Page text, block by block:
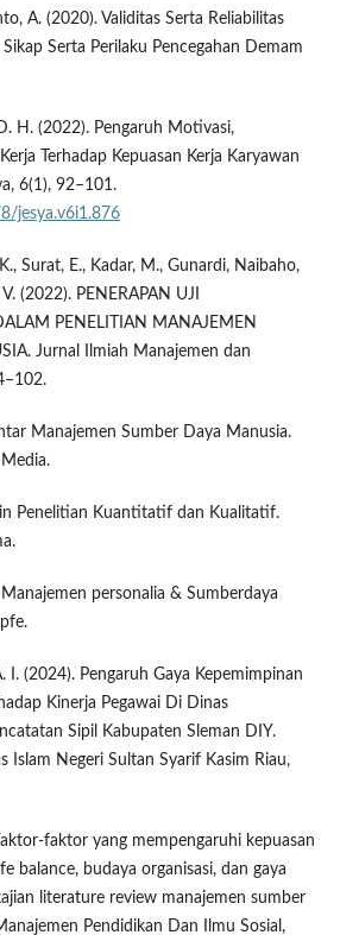
A. (2020). Validitas Serta Reliabilitas
Serta Perilaku Pencegahan Demam
H. (2022). Pengaruh Motivasi,
Terhadap Kepuasan Kerja Karyawan
6(1), 92–101.
jesya.v6i1.876
Surat, E., Kadar, M., Gunardi, Naibaho,
(2022). PENERAPAN UJI
PENELITIAN MANAJEMEN
Jurnal Ilmiah Manajemen dan
Manajemen Sumber Daya Manusia.
Penelitian Kuantitatif dan Kualitatif.
personalia & Sumberdaya
I. (2024). Pengaruh Gaya Kepemimpinan
Kinerja Pegawai Di Dinas
Sipil Kabupaten Sleman DIY.
Islam Negeri Sultan Syarif Kasim Riau,
faktor yang mempengaruhi kepuasan
balance, budaya organisasi, dan gaya
literature review manajemen sumber
Pendidikan Dan Ilmu Sosial,